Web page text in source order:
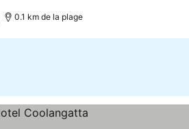
0.1 km de la plage